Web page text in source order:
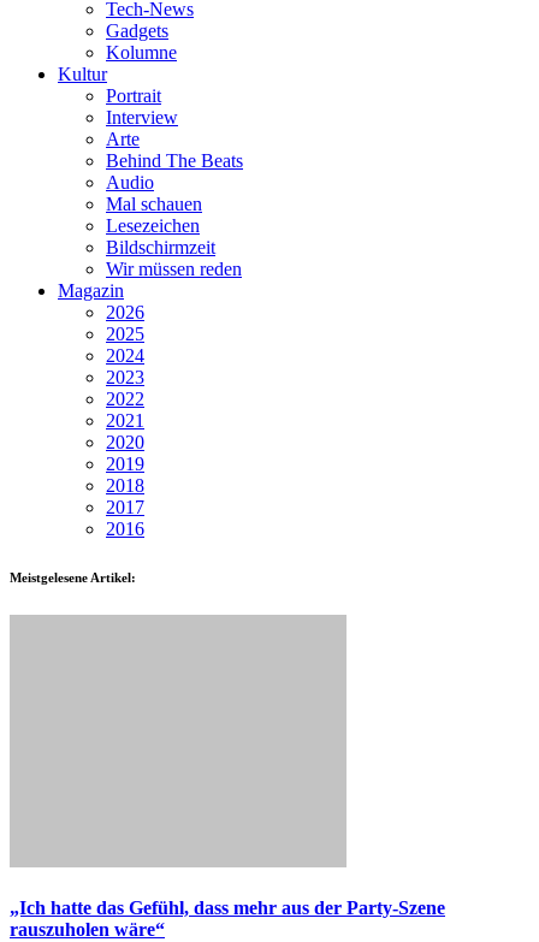
Tech-News
Gadgets
Kolumne
Kultur
Portrait
Interview
Arte
Behind The Beats
Audio
Mal schauen
Lesezeichen
Bildschirmzeit
Wir müssen reden
Magazin
2026
2025
2024
2023
2022
2021
2020
2019
2018
2017
2016
Meistgelesene Artikel:
„Ich hatte das Gefühl, dass mehr aus der Party-Szene
rauszuholen wäre“